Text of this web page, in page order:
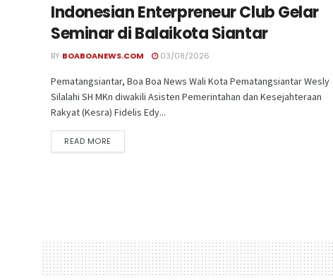
Indonesian Enterpreneur Club Gelar
Seminar di Balaikota Siantar
BY BOABOANEWS.COM 03/08/2026
Pematangsiantar, Boa Boa News Wali Kota Pematangsiantar Wesly
Silalahi SH MKn diwakili Asisten Pemerintahan dan Kesejahteraan
Rakyat (Kesra) Fidelis Edy...
READ MORE